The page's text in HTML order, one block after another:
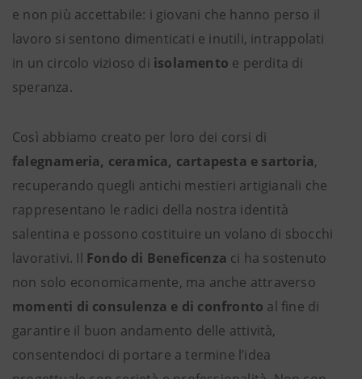
e non più accettabile: i giovani che hanno perso il
lavoro si sentono dimenticati e inutili, intrappolati
in un circolo vizioso di isolamento e perdita di
speranza.
Così abbiamo creato per loro dei corsi di
falegnameria, ceramica, cartapesta e sartoria,
recuperando quegli antichi mestieri artigianali che
rappresentano le radici della nostra identità
salentina e possono costituire un volano di sbocchi
lavorativi. Il Fondo di Beneficenza ci ha sostenuto
non solo economicamente, ma anche attraverso
momenti di consulenza e di confronto al fine di
garantire il buon andamento delle attività,
consentendoci di portare a termine l’idea